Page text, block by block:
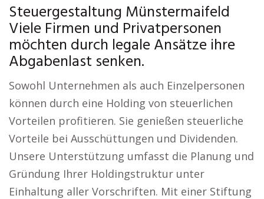
Steuergestaltung Münstermaifeld
Viele Firmen und Privatpersonen
möchten durch legale Ansätze ihre
Abgabenlast senken.
Sowohl Unternehmen als auch Einzelpersonen
können durch eine Holding von steuerlichen
Vorteilen profitieren. Sie genießen steuerliche
Vorteile bei Ausschüttungen und Dividenden.
Unsere Unterstützung umfasst die Planung und
Gründung Ihrer Holdingstruktur unter
Einhaltung aller Vorschriften. Mit einer Stiftung